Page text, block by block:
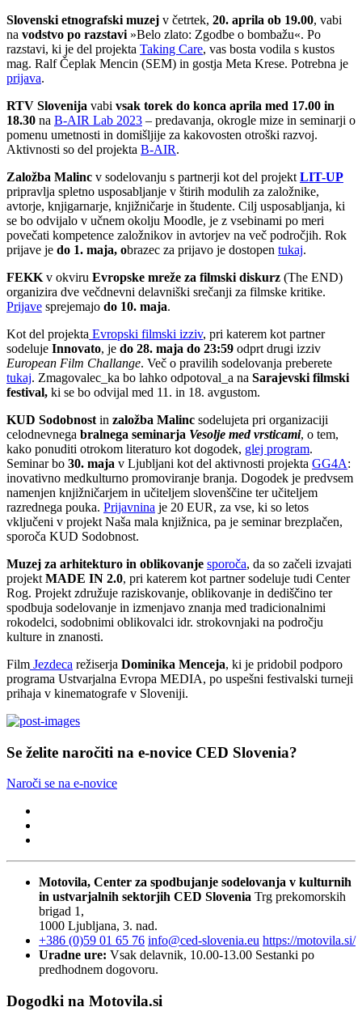
Slovenski etnografski muzej v četrtek, 20. aprila ob 19.00, vabi
na vodstvo po razstavi »Belo zlato: Zgodbe o bombažu«. Po
razstavi, ki je del projekta Taking Care, vas bosta vodila s kustos
mag. Ralf Čeplak Mencin (SEM) in gostja Meta Krese. Potrebna je
prijava.
RTV Slovenija vabi vsak torek do konca aprila med 17.00 in
18.30 na B-AIR Lab 2023 – predavanja, okrogle mize in seminarji o
pomenu umetnosti in domišljije za kakovosten otroški razvoj.
Aktivnosti so del projekta B-AIR.
Založba Malinc v sodelovanju s partnerji kot del projekt LIT-UP
pripravlja spletno usposabljanje v štirih modulih za založnike,
avtorje, knjigarnarje, knjižničarje in študente. Cilj usposabljanja, ki
se bo odvijalo v učnem okolju Moodle, je z vsebinami po meri
povečati kompetence založnikov in avtorjev na več področjih. Rok
prijave je do 1. maja, obrazec za prijavo je dostopen tukaj.
FEKK v okviru Evropske mreže za filmski diskurz (The END)
organizira dve večdnevni delavniški srečanji za filmske kritike.
Prijave sprejemajo do 10. maja.
Kot del projekta Evropski filmski izziv, pri katerem kot partner
sodeluje Innovato, je do 28. maja do 23:59 odprt drugi izziv
European Film Challange. Več o pravilih sodelovanja preberete
tukaj. Zmagovalec_ka bo lahko odpotoval_a na Sarajevski filmski
festival, ki se bo odvijal med 11. in 18. avgustom.
KUD Sodobnost in založba Malinc sodelujeta pri organizaciji
celodnevnega bralnega seminarja Vesolje med vrsticami, o tem,
kako ponuditi otrokom literaturo kot dogodek, glej program.
Seminar bo 30. maja v Ljubljani kot del aktivnosti projekta GG4A:
inovativno medkulturno promoviranje branja. Dogodek je predvsem
namenjen knjižničarjem in učiteljem slovenščine ter učiteljem
razrednega pouka. Prijavnina je 20 EUR, za vse, ki so letos
vključeni v projekt Naša mala knjižnica, pa je seminar brezplačen,
sporoča KUD Sodobnost.
Muzej za arhitekturo in oblikovanje sporoča, da so začeli izvajati
projekt MADE IN 2.0, pri katerem kot partner sodeluje tudi Center
Rog. Projekt združuje raziskovanje, oblikovanje in dediščino ter
spodbuja sodelovanje in izmenjavo znanja med tradicionalnimi
rokodelci, sodobnimi oblikovalci idr. strokovnjaki na področju
kulture in znanosti.
Film Jezdeca režiserja Dominika Menceja, ki je pridobil podporo
programa Ustvarjalna Evropa MEDIA, po uspešni festivalski turneji
prihaja v kinematografe v Sloveniji.
Se želite naročiti na e-novice CED Slovenia?
Naroči se na e-novice
Motovila, Center za spodbujanje sodelovanja v kulturnih
in ustvarjalnih sektorjih CED Slovenia Trg prekomorskih
brigad 1,
1000 Ljubljana, 3. nad.
+386 (0)59 01 65 76 info@ced-slovenia.eu https://motovila.si/
Uradne ure: Vsak delavnik, 10.00-13.00 Sestanki po
predhodnem dogovoru.
Dogodki na Motovila.si